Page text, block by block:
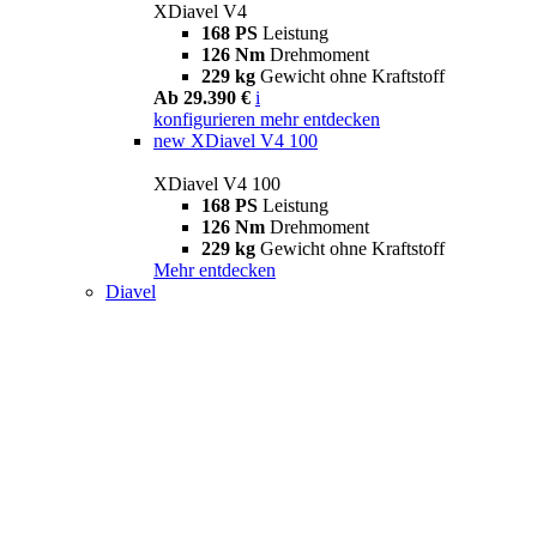
XDiavel V4
168 PS Leistung
126 Nm Drehmoment
229 kg Gewicht ohne Kraftstoff
Ab 29.390 € i
konfigurieren mehr entdecken
new XDiavel V4 100
XDiavel V4 100
168 PS Leistung
126 Nm Drehmoment
229 kg Gewicht ohne Kraftstoff
Mehr entdecken
Diavel